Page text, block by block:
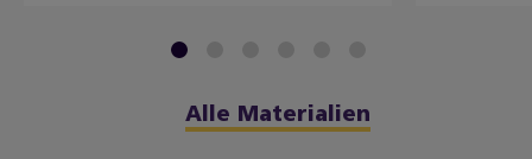
1
Alle Materialien